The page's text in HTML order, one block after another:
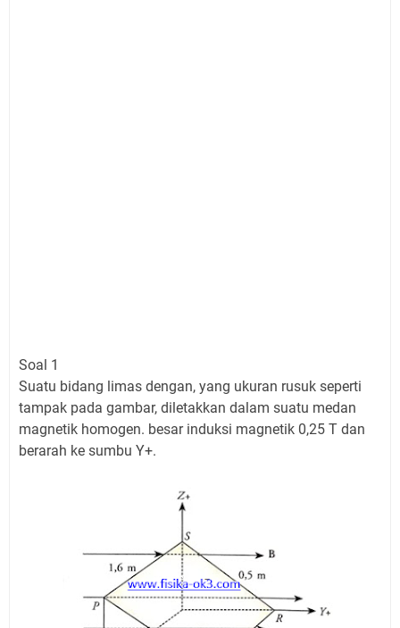
Soal 1
Suatu bidang limas dengan, yang ukuran rusuk seperti
tampak pada gambar, diletakkan dalam suatu medan
magnetik homogen. besar induksi magnetik 0,25 T dan
berarah ke sumbu Y+.